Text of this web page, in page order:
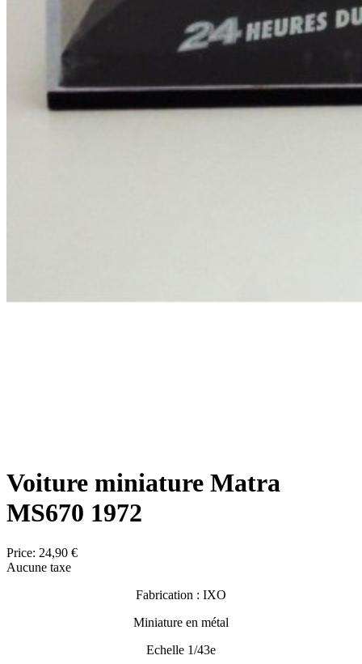
Voiture miniature Matra
MS670 1972
Price: 24,90 €
Aucune taxe
Fabrication : IXO
Miniature en métal
Echelle 1/43e